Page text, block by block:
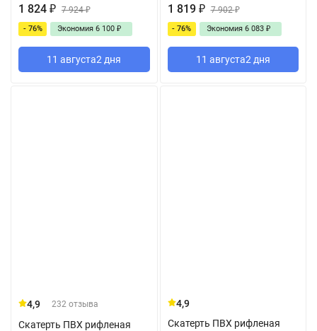
1 824 ₽ 7 924₽
- 76% Экономия 6 100 ₽
11 августа2 дня
1 819 ₽ 7 902₽
- 76% Экономия 6 083 ₽
11 августа2 дня
4,9 232 отзыва
Скатерть ПВХ рифленая
4,9
Скатерть ПВХ рифленая